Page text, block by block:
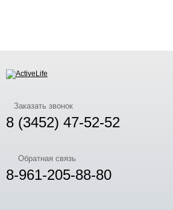
Заказать звонок
8 (3452) 47-52-52
Обратная связь
8-961-205-88-80